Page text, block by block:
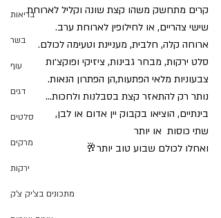
בריאות
בשר
עוף
דגים
סלטים
מרקים
ירקות
מתכונים בצ'יק צ'ק
קרים מתחשק משהו קצת שונה וקליל לארוחת
שישי צהריים, או לחילופין לארוחת ערב.
ארוחה קלה, חלבית, מעניינת וטעימה לכולם.
סלט ירקות, מבחר גבינות, ציזיקי ופוקצ׳ות
צבעוניות מלאי הפתעות,הן הפתרון הנאות.
נותר רק להתאזר קצת בסבלנות ולחכות…
בינתיים, הוציאו בקבוק יין אדום או לבן,
שתי כוסות  או יותר
ואחלו לכולם שבוע טוב יותר🥂